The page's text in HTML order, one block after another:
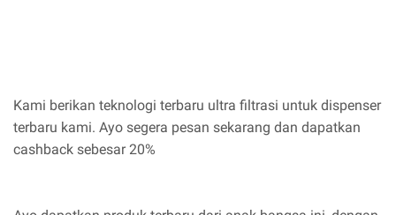
Kami berikan teknologi terbaru ultra filtrasi untuk dispenser
terbaru kami. Ayo segera pesan sekarang dan dapatkan
cashback sebesar 20%